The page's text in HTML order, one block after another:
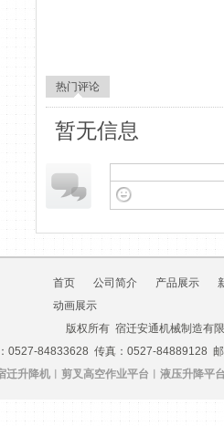
热门评论
暂无信息
首页 公司简介 产品展示
动画展示
版权所有 宿迁安通机械制造有
0527-84833628 传真：0527-84889128
迁升降机 ︱剪叉高空作业平台 液压升降平